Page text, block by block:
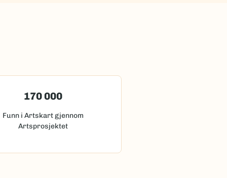
170 000
Funn i Artskart gjennom
Artsprosjektet